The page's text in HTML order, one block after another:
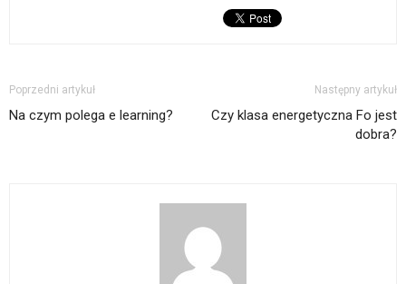
Poprzedni artykuł
Na czym polega e learning?
Następny artykuł
Czy klasa energetyczna Fo jest
dobra?